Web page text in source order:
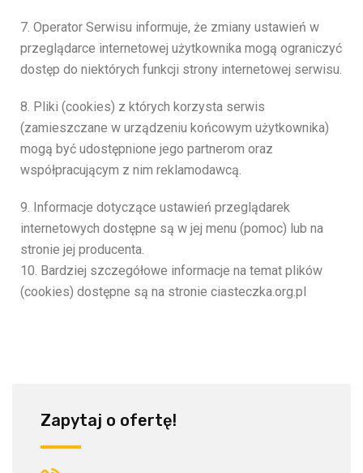
7. Operator Serwisu informuje, że zmiany ustawień w
przeglądarce internetowej użytkownika mogą ograniczyć
dostęp do niektórych funkcji strony internetowej serwisu.
8. Pliki (cookies) z których korzysta serwis
(zamieszczane w urządzeniu końcowym użytkownika)
mogą być udostępnione jego partnerom oraz
współpracującym z nim reklamodawcą.
9. Informacje dotyczące ustawień przeglądarek
internetowych dostępne są w jej menu (pomoc) lub na
stronie jej producenta.
10. Bardziej szczegółowe informacje na temat plików
(cookies) dostępne są na stronie ciasteczka.org.pl
Zapytaj o ofertę!